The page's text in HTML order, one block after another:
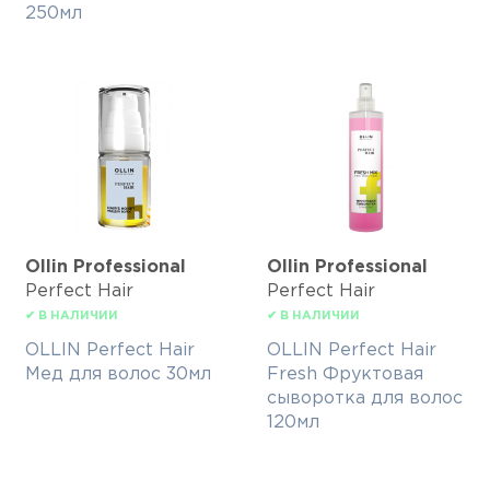
250мл
Ollin Professional
Perfect Hair
✔ В НАЛИЧИИ
OLLIN Perfect Hair
Мед для волос 30мл
Ollin Professional
Perfect Hair
✔ В НАЛИЧИИ
OLLIN Perfect Hair
Fresh Фруктовая
сыворотка для волос
120мл